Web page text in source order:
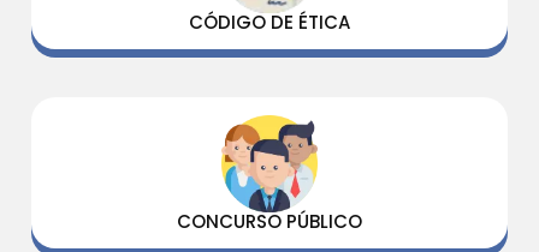
CÓDIGO DE ÉTICA
CONCURSO PÚBLICO